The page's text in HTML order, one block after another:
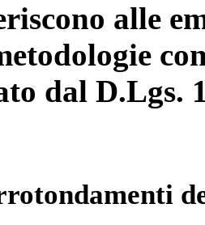
alle
dal D.Lgs.